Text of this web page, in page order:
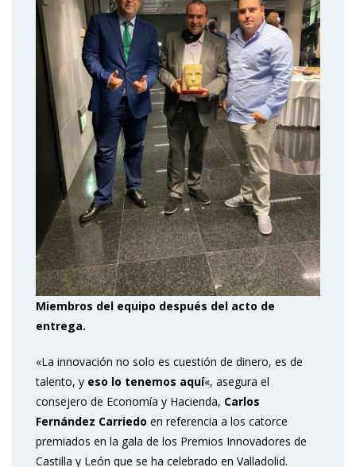
Miembros del equipo después del acto de
entrega.
«La innovación no solo es cuestión de dinero, es de
talento, y eso lo tenemos aquí«, asegura el
consejero de Economía y Hacienda, Carlos
Fernández Carriedo en referencia a los catorce
premiados en la gala de los Premios Innovadores de
Castilla y León que se ha celebrado en Valladolid.